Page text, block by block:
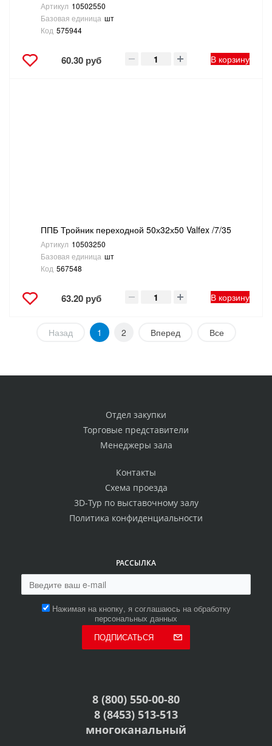
Артикул 10502550
Базовая единица шт
Код 575944
60.30 руб В корзину
ППБ Тройник переходной 50х32х50 Valfex /7/35
Артикул 10503250
Базовая единица шт
Код 567548
63.20 руб В корзину
Назад 1 2 Вперед Все
Отдел закупки
Торговые представители
Менеджеры зала
Контакты
Схема проезда
3D-Тур по выставочному залу
Политика конфиденциальности
РАССЫЛКА
Нажимая на кнопку, я соглашаюсь на обработку
персональных данных
ПОДПИСАТЬСЯ
8 (800) 550-00-80
8 (8453) 513-513
многоканальный